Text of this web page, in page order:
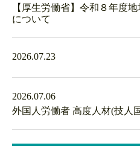
【厚生労働省】令和８年度
について
2026.07.23
2026.07.06
外国人労働者 高度人材(技人